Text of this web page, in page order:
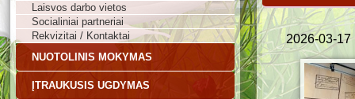
Laisvos darbo vietos
Socialiniai partneriai
Rekvizitai / Kontaktai
NUOTOLINIS MOKYMAS
ĮTRAUKUSIS UGDYMAS
2026-03-17